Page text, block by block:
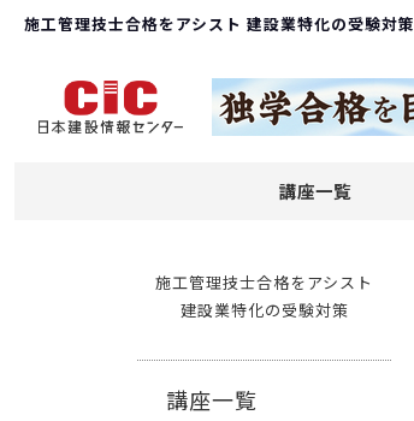
講座一覧
施工管理技士合格をアシスト 建設業特化の受験対策
施工管理技士合格をアシスト
建設業特化の受験対策
講座一覧